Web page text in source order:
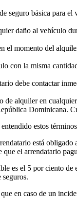
seguro básica
daño al vehículo
el momento del
con la misma
debe contactar
alquiler en
Dominicana.
estos
está
que el arrendatario
es el 5 por ciento
en caso de un